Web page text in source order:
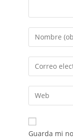
Guarda mi